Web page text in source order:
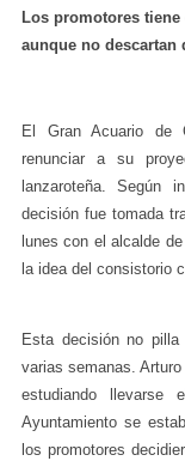
Los promotores
aunque no descartan
El Gran Acuario de
renunciar a su
lanzaroteña. Según
decisión fue tomada
lunes con el alcalde
la idea del consistorio
Esta decisión no
varias semanas.
estudiando
Ayuntamiento se
los promotores